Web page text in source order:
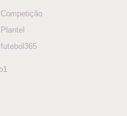
Competição
Plantel
futebol365